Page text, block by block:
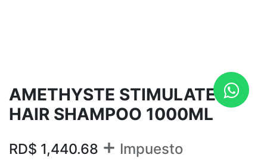
AMETHYSTE STIMULATE
HAIR SHAMPOO 1000ML
RD$ 1,440.68 + Impuesto